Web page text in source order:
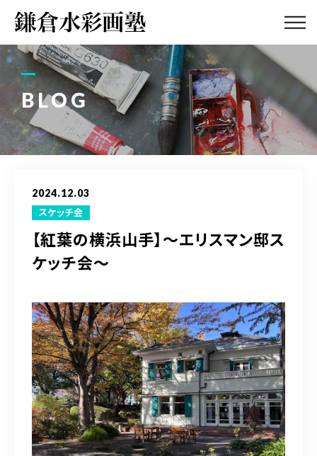
BLOG
2024.12.03
スケッチ会
【紅葉の横浜山手】〜エリスマン邸ス
ケッチ会〜
ABOUT
画塾紹介・
アクセス
LESSON
教室案内
ATELIER
水彩ブログ
CONTACT
お問い合わせ